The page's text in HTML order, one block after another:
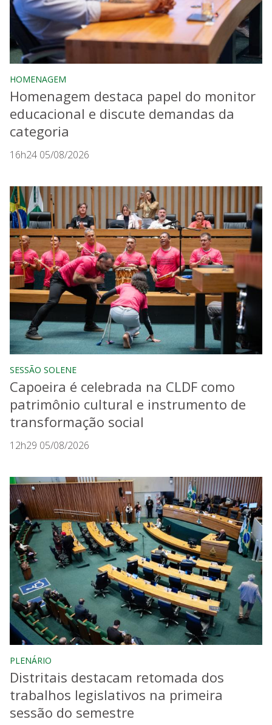
HOMENAGEM
Homenagem destaca papel do monitor
educacional e discute demandas da
categoria
16h24 05/08/2026
SESSÃO SOLENE
Capoeira é celebrada na CLDF como
patrimônio cultural e instrumento de
transformação social
12h29 05/08/2026
PLENÁRIO
Distritais destacam retomada dos
trabalhos legislativos na primeira
sessão do semestre